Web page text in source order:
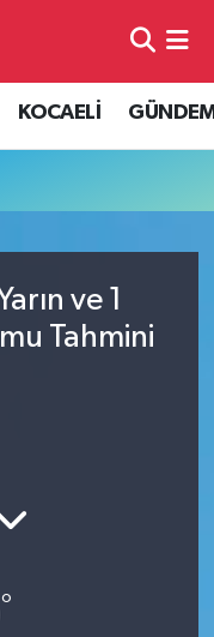
KOCAELİ
ve 1
Tahmini
°